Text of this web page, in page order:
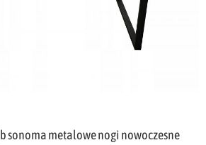
sonoma metalowe nogi nowoczesne